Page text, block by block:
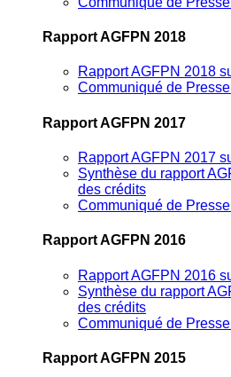
Rapport AGFPN 2018
Rapport AGFPN 2018
Communiqué de
Rapport AGFPN 2017
Rapport AGFPN 2017
Synthèse du rapport
des crédits
Communiqué de
Rapport AGFPN 2016
Rapport AGFPN 2016
Synthèse du rapport
des crédits
Communiqué de
Rapport AGFPN 2015